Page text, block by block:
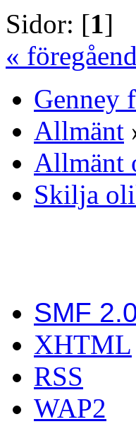
Sidor: [1]
«
Genney
Allmänt
Allmänt
Skilja
SMF
XHTML
RSS
WAP2